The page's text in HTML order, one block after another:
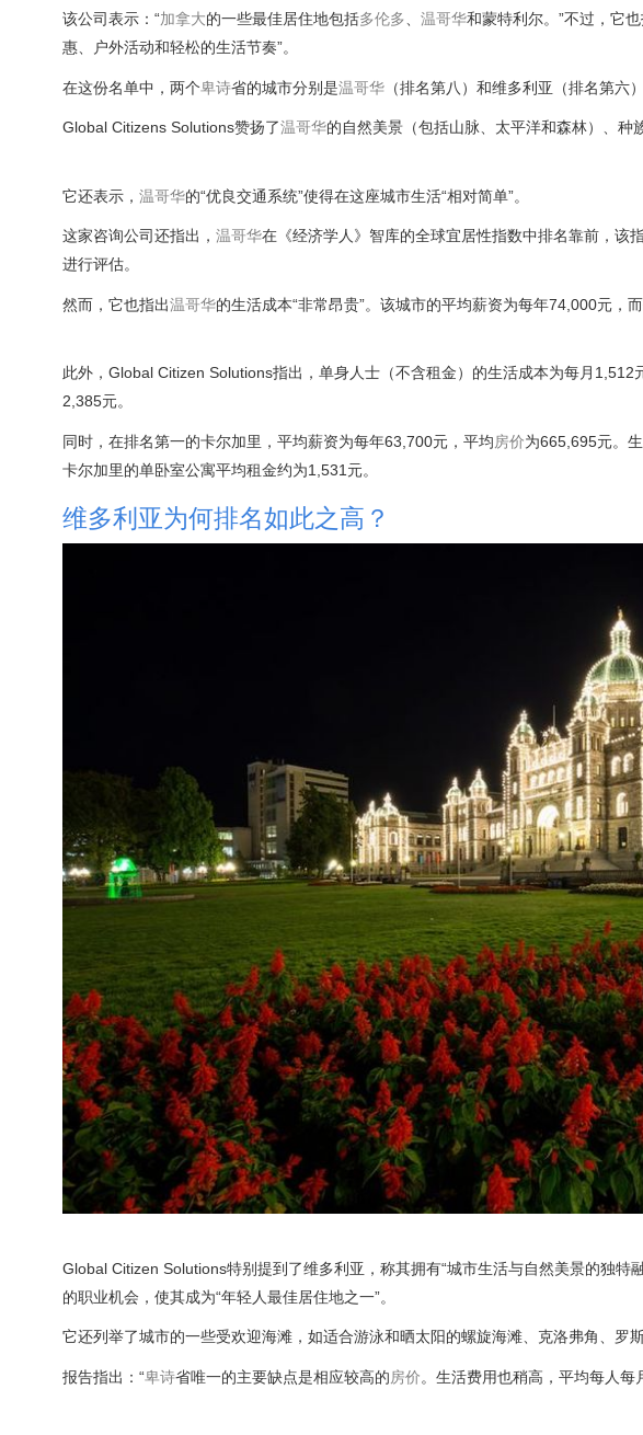
该公司表示：“加拿大的一些最佳居住地包括多伦多、 温哥华和蒙特利尔。”不过，它
惠、户外活动和轻松的生活节奏”。
在这份名单中，两个卑诗省的城市分别是温哥华 （排名第八）和维多利亚（排名第六）
Global Citizens Solutions赞扬了温哥华的自然美景（包括山脉、太平洋和森林）、种
它还表示， 温哥华的“优良交通系统”使得在这座城市生活“相对简单”。
这家咨询公司还指出， 温哥华在《经济学人》智库的全球宜居性指数中排名靠前，该
进行评估。
然而，它也指出温哥华的生活成本“非常昂贵”。该城市的平均薪资为每年74,000元，
此外，Global Citizen Solutions指出，单身人士（不含租金）的生活成本为每月
2,385元。
同时，在排名第一的卡尔加里，平均薪资为每年63,700元，平均房价为665,695元。
卡尔加里的单卧室公寓平均租金约为1,531元。
维多利亚为何排名如此之高？
Global Citizen Solutions特别提到了维多利亚，称其拥有“城市生活与自然美景的独
的职业机会，使其成为“年轻人最佳居住地之一”。
它还列举了城市的一些受欢迎海滩，如适合游泳和晒太阳的螺旋海滩、克洛弗角、罗
报告指出：“卑诗省唯一的主要缺点是相应较高的房价。生活费用也稍高，平均每人每